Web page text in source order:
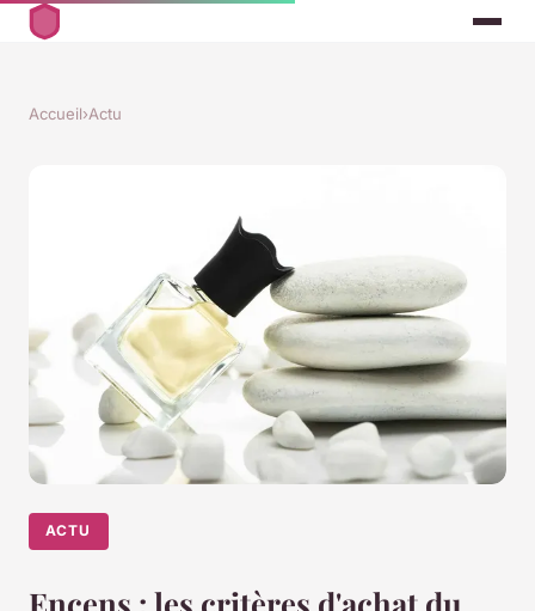
Accueil›Actu
ACTU
Encens : les critères d'achat du